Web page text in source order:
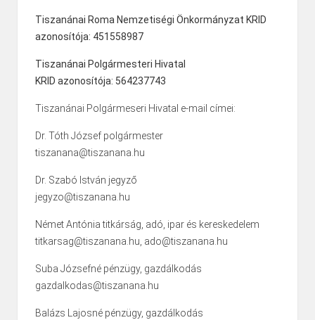
Tiszanánai Roma Nemzetiségi Önkormányzat KRID
azonosítója: 451558987
Tiszanánai Polgármesteri Hivatal
KRID azonosítója: 564237743
Tiszanánai Polgármeseri Hivatal e-mail címei:
Dr. Tóth József polgármester
tiszanana@tiszanana.hu
Dr. Szabó István jegyző
jegyzo@tiszanana.hu
Német Antónia titkárság, adó, ipar és kereskedelem
titkarsag@tiszanana.hu, ado@tiszanana.hu
Suba Józsefné pénzügy, gazdálkodás
gazdalkodas@tiszanana.hu
Balázs Lajosné pénzügy, gazdálkodás